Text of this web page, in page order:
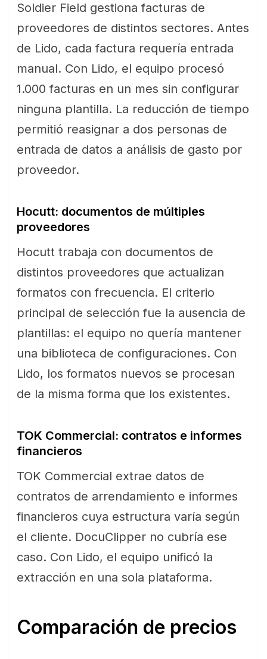
Soldier Field gestiona facturas de
proveedores de distintos sectores. Antes
de Lido, cada factura requería entrada
manual. Con Lido, el equipo procesó
1.000 facturas en un mes sin configurar
ninguna plantilla. La reducción de tiempo
permitió reasignar a dos personas de
entrada de datos a análisis de gasto por
proveedor.
Hocutt: documentos de múltiples
proveedores
Hocutt trabaja con documentos de
distintos proveedores que actualizan
formatos con frecuencia. El criterio
principal de selección fue la ausencia de
plantillas: el equipo no quería mantener
una biblioteca de configuraciones. Con
Lido, los formatos nuevos se procesan
de la misma forma que los existentes.
TOK Commercial: contratos e informes
financieros
TOK Commercial extrae datos de
contratos de arrendamiento e informes
financieros cuya estructura varía según
el cliente. DocuClipper no cubría ese
caso. Con Lido, el equipo unificó la
extracción en una sola plataforma.
Comparación de precios